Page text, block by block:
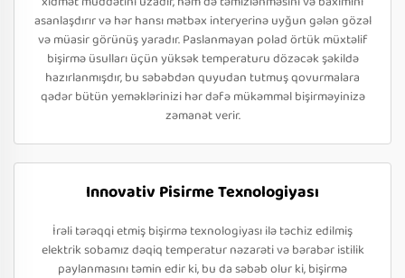
asanlaşdırır və hər hansı mətbəx interyerinə uyğun gələn gözəl
və müasir görünüş yaradır. Paslanmayan polad örtük müxtəlif
bişirmə üsulları üçün yüksək temperaturu dözəcək şəkildə
hazırlanmışdır, bu səbəbdən quyudan tutmuş qovurmalara
qədər bütün yeməklərinizi hər dəfə mükəmməl bişirməyinizə
zəmanət verir.
Innovativ Pisirme Texnologiyası
İrəli tərəqqi etmiş bişirmə texnologiyası ilə təchiz edilmiş
elektrik sobamız dəqiq temperatur nəzarəti və bərabər istilik
paylanmasını təmin edir ki, bu da səbəb olur ki, bişirmə